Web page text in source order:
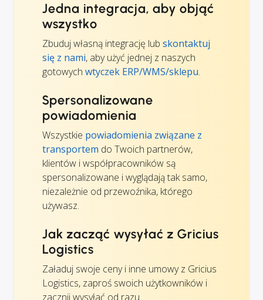
Jedna integracja, aby objąć
wszystko
Zbuduj własną integrację lub skontaktuj
się z nami, aby użyć jednej z naszych
gotowych wtyczek ERP/WMS/sklepu.
Spersonalizowane
powiadomienia
Wszystkie powiadomienia związane z
transportem do Twoich partnerów,
klientów i współpracowników są
spersonalizowane i wyglądają tak samo,
niezależnie od przewoźnika, którego
używasz.
Jak zacząć wysyłać z Gricius
Logistics
Załaduj swoje ceny i inne umowy z Gricius
Logistics, zaproś swoich użytkowników i
zacznij wysyłać od razu.